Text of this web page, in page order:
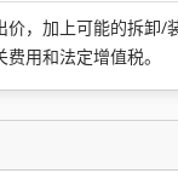
，加上可能的拆卸/
用和法定增值税。